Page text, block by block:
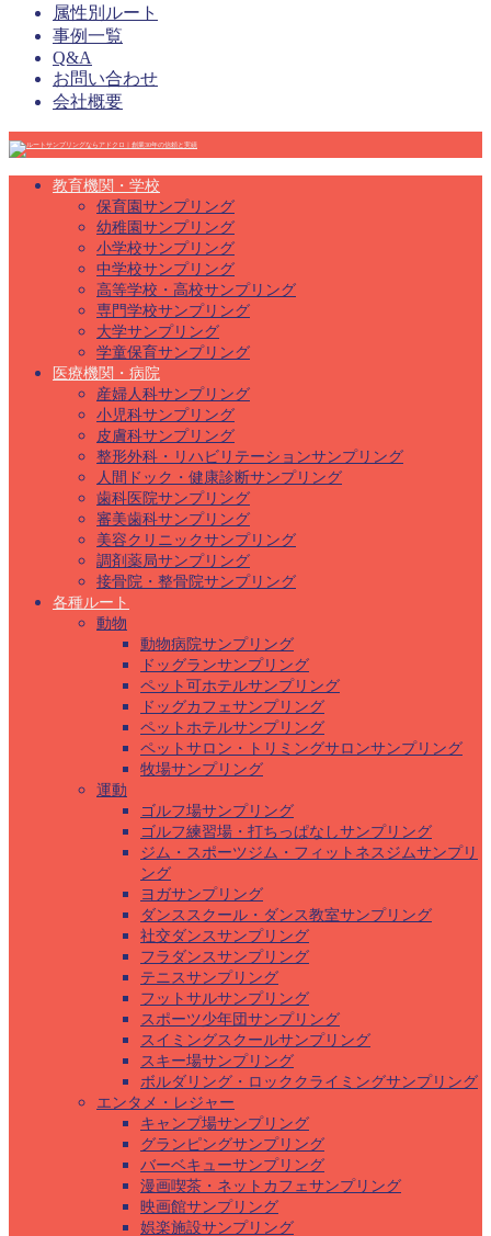
属性別ルート
事例一覧
Q&A
お問い合わせ
会社概要
教育機関・学校
保育園サンプリング
幼稚園サンプリング
小学校サンプリング
中学校サンプリング
高等学校・高校サンプリング
専門学校サンプリング
大学サンプリング
学童保育サンプリング
医療機関・病院
産婦人科サンプリング
小児科サンプリング
皮膚科サンプリング
整形外科・リハビリテーションサンプリング
人間ドック・健康診断サンプリング
歯科医院サンプリング
審美歯科サンプリング
美容クリニックサンプリング
調剤薬局サンプリング
接骨院・整骨院サンプリング
各種ルート
動物
動物病院サンプリング
ドッグランサンプリング
ペット可ホテルサンプリング
ドッグカフェサンプリング
ペットホテルサンプリング
ペットサロン・トリミングサロンサンプリング
牧場サンプリング
運動
ゴルフ場サンプリング
ゴルフ練習場・打ちっぱなしサンプリング
ジム・スポーツジム・フィットネスジムサンプリ
ング
ヨガサンプリング
ダンススクール・ダンス教室サンプリング
社交ダンスサンプリング
フラダンスサンプリング
テニスサンプリング
フットサルサンプリング
スポーツ少年団サンプリング
スイミングスクールサンプリング
スキー場サンプリング
ボルダリング・ロッククライミングサンプリング
エンタメ・レジャー
キャンプ場サンプリング
グランピングサンプリング
バーベキューサンプリング
漫画喫茶・ネットカフェサンプリング
映画館サンプリング
娯楽施設サンプリング